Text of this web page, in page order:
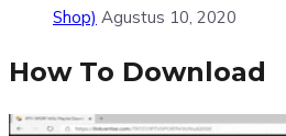
Shop) Agustus 10, 2020
How To Download